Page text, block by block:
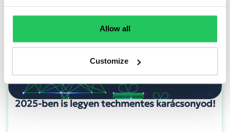
Allow all
Customize
2025-ben is legyen techmentes karácsonyod!